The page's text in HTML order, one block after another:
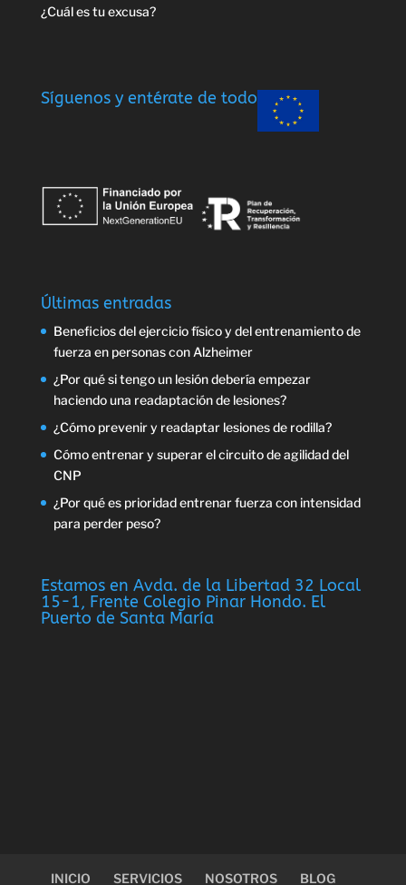
¿Cuál es tu excusa?
Síguenos y entérate de todo
Últimas entradas
Beneficios del ejercicio físico y del entrenamiento de
fuerza en personas con Alzheimer
¿Por qué si tengo un lesión debería empezar
haciendo una readaptación de lesiones?
¿Cómo prevenir y readaptar lesiones de rodilla?
Cómo entrenar y superar el circuito de agilidad del
CNP
¿Por qué es prioridad entrenar fuerza con intensidad
para perder peso?
Estamos en Avda. de la Libertad 32 Local
15-1, Frente Colegio Pinar Hondo. El
Puerto de Santa María
INICIO SERVICIOS NOSOTROS BLOG